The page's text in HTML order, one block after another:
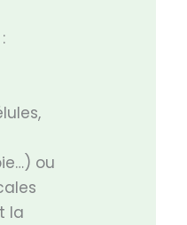
:
ou
la